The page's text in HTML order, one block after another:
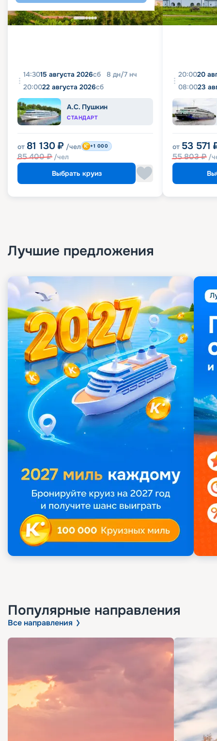
14:3015 августа 2026сб 8 дн/7 нч
20:0022 августа 2026сб
А.С. Пушкин
СТАНДАРТ
от 81 130 ₽ /чел
85 400₽ /чел
+1 000
Выбрать круиз
20:0020
08:0023
от 53 571
55 803₽ /
Лучшие предложения
Популярные направления
Все направления